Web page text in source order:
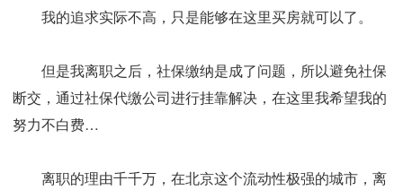
我的追求实际不高，只是能够在这里买房就可以了。
但是我离职之后，社保缴纳是成了问题，所以避免社保
断交，通过社保代缴公司进行挂靠解决，在这里我希望我的
努力不白费…
离职的理由千千万，在北京这个流动性极强的城市，离